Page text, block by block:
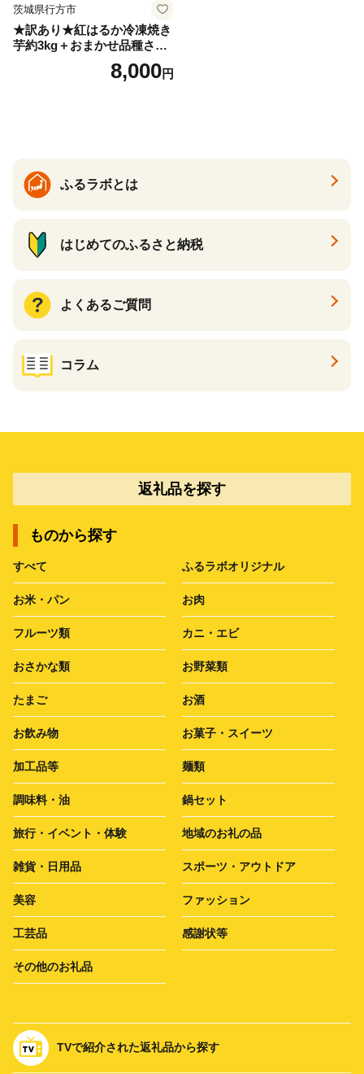
茨城県行方市
★訳あり★紅はるか冷凍焼き
芋約3kg＋おまかせ品種さつ
まいも 合計約3.2kg｜さつ
まいも サツマイモ さつま芋
8,000円
ふるラボとは
はじめてのふるさと納税
よくあるご質問
コラム
返礼品を探す
ものから探す
すべて ふるラボオリジナル
お米・パン お肉
フルーツ類 カニ・エビ
おさかな類 お野菜類
たまご お酒
お飲み物 お菓子・スイーツ
加工品等 麺類
調味料・油 鍋セット
旅行・イベント・体験 地域のお礼の品
雑貨・日用品 スポーツ・アウトドア
美容 ファッション
工芸品 感謝状等
その他のお礼品
TVで紹介された返礼品から探す